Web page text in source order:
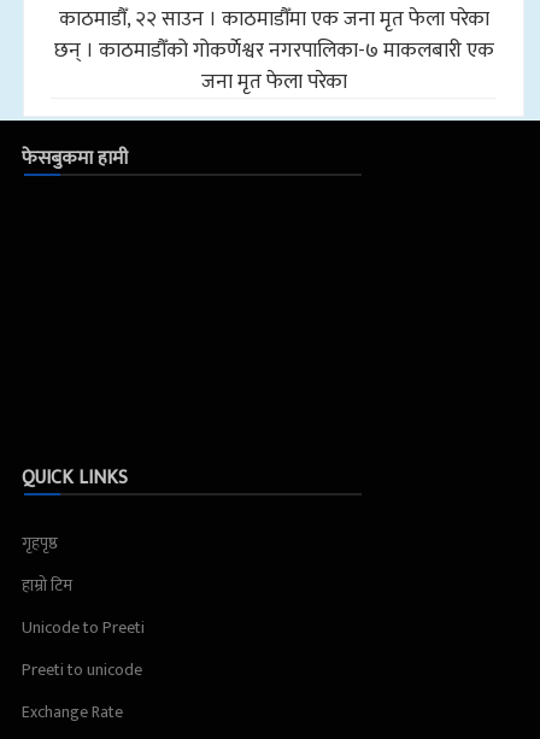
काठमाडौँ, २२ साउन । काठमाडौँमा एक जना मृत फेला परेका
छन् । काठमाडौँको गोकर्णेश्वर नगरपालिका-७ माकलबारी एक
जना मृत फेला परेका
फेसबुकमा हामी
QUICK LINKS
गृहपृष्ठ
हाम्रो टिम
Unicode to Preeti
Preeti to unicode
Exchange Rate